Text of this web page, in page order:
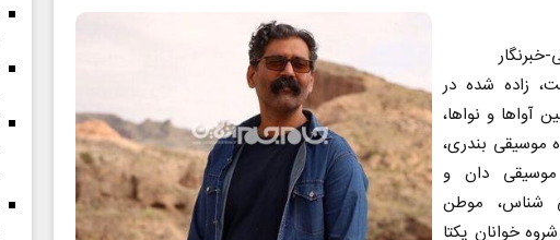
خبرنگار
زاده شده در
آواها و نواها،
موسیقی بندری،
موسیقی دان و
شناس، موطن
خوانان یکتا